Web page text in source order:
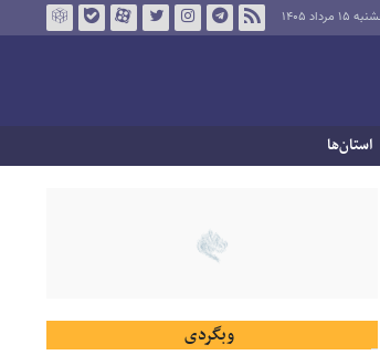
مرداد ۱۴۰۵
استان‌ها
وبگردی